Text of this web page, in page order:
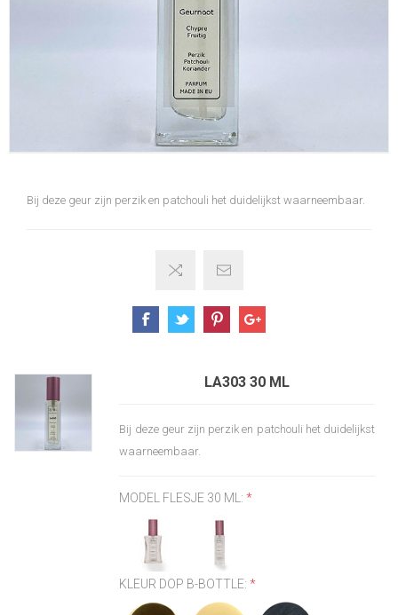
Bij deze geur zijn perzik en patchouli het duidelijkst waarneembaar.
LA303 30 ML
Bij deze geur zijn perzik en patchouli het duidelijkst
waarneembaar.
MODEL FLESJE 30 ML:*
KLEUR DOP B-BOTTLE:*